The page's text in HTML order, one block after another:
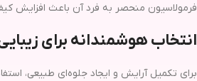
فرمولاسیون منحصر به فرد آن باعث افزایش
انتخاب هوشمندانه برای
برای تکمیل آرایش و ایجاد جلوه‌ای طبیعی،